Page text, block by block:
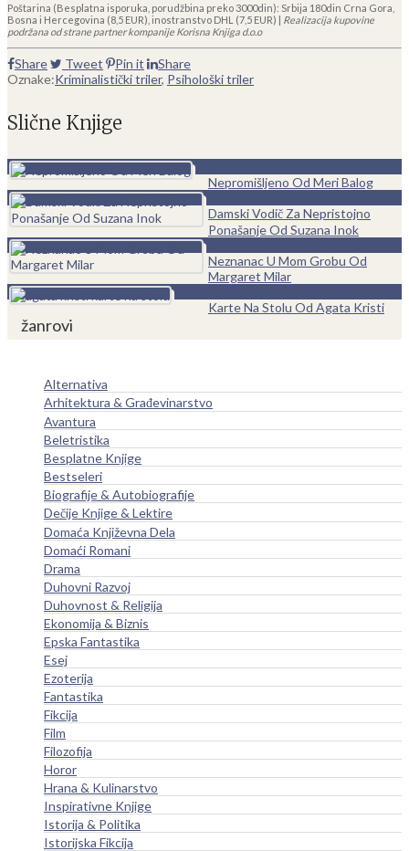
Poštarina (Besplatna isporuka, porudžbina preko 3000din): Srbija 180din Crna Gora,
Bosna i Hercegovina (8,5 EUR), inostranstvo DHL (7,5 EUR) | Realizacija kupovine
podržana od strane partner kompanije Korisna Knjiga d.o.o
Share Tweet Pin it
Share
Oznake:Kriminalistički triler, Psihološki triler
Slične Knjige
Nepromišljeno Od Meri Balog
Damski Vodič Za Nepristojno
Ponašanje Od Suzana Inok
Neznanac U Mom Grobu Od
Margaret Milar
Karte Na Stolu Od Agata Kristi
žanrovi
Alternativa
Arhitektura & Građevinarstvo
Avantura
Beletristika
Besplatne Knjige
Bestseleri
Biografije & Autobiografije
Dečije Knjige & Lektire
Domaća Književna Dela
Domaći Romani
Drama
Duhovni Razvoj
Duhovnost & Religija
Ekonomija & Biznis
Epska Fantastika
Esej
Ezoterija
Fantastika
Fikcija
Film
Filozofija
Horor
Hrana & Kulinarstvo
Inspirativne Knjige
Istorija & Politika
Istorijska Fikcija